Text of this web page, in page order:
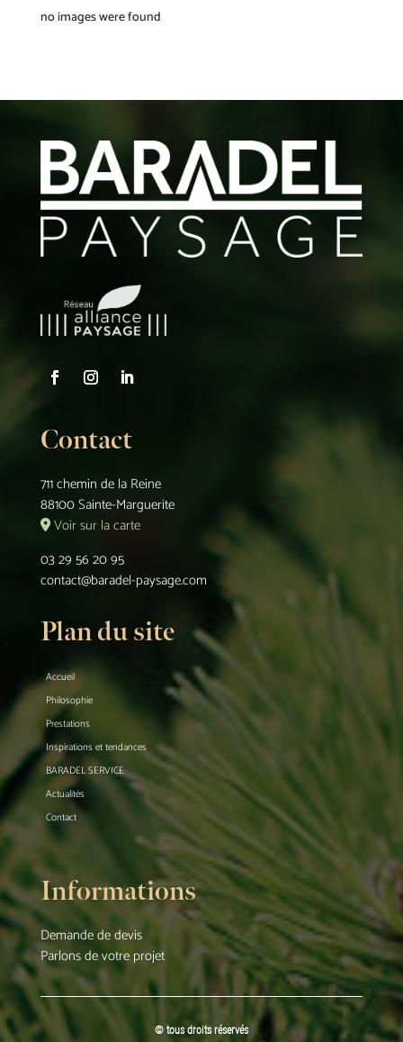
no images were found
Contact
711 chemin de la Reine
88100 Sainte-Marguerite
Voir sur la carte
03 29 56 20 95
contact@baradel-paysage.com
Plan du site
Accueil
Philosophie
Prestations
Inspirations et tendances
BARADEL SERVICE
Actualités
Contact
Informations
Demande de devis
Parlons de votre projet
© tous droits réservés